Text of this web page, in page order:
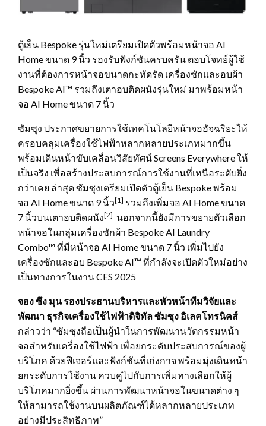
ตู้เย็น Bespoke รุ่นใหม่เตรียมเปิดตัวพร้อมหน้าจอ AI
Home ขนาด 9 นิ้ว รองรับฟังก์ชันครบครัน ตอบโจทย์ผู้ใช้
งานที่ต้องการหน้าจอขนาดกะทัดรัด เครื่องซักและอบผ้า
Bespoke AI™ รวมถึงเตาอบติดผนังรุ่นใหม่ มาพร้อมหน้า
จอ AI Home ขนาด 7 นิ้ว
ซัมซุง ประกาศขยายการใช้เทคโนโลยีหน้าจออัจฉริยะให้
ครอบคลุมเครื่องใช้ไฟฟ้าหลากหลายประเภทมากขึ้น
พร้อมเดินหน้าขับเคลื่อนวิสัยทัศน์ Screens Everywhere ให้
เป็นจริง เพื่อสร้างประสบการณ์การใช้งานที่เหนือระดับยิ่ง
กว่าเคย ล่าสุด ซัมซุงเตรียมเปิดตัวตู้เย็น Bespoke พร้อม
จอ AI Home ขนาด 9 นิ้ว[1] รวมถึงเพิ่มจอ AI Home ขนาด
7 นิ้วบนเตาอบติดผนัง[2] นอกจากนี้ยังมีการขยายตัวเลือก
หน้าจอในกลุ่มเครื่องซักผ้า Bespoke AI Laundry
Combo™ ที่มีหน้าจอ AI Home ขนาด 7 นิ้ว เพิ่มไปยัง
เครื่องซักและอบ Bespoke AI™ ที่กำลังจะเปิดตัวใหม่อย่าง
เป็นทางการในงาน CES 2025
จอง ซึง มุน รองประธานบริหารและหัวหน้าทีมวิจัยและ
พัฒนา ธุรกิจเครื่องใช้ไฟฟ้าดิจิทัล ซัมซุง อิเลคโทรนิคส์
กล่าวว่า “ซัมซุงถือเป็นผู้นำในการพัฒนานวัตกรรมหน้า
จอสำหรับเครื่องใช้ไฟฟ้า เพื่อยกระดับประสบการณ์ของผู้
บริโภค ด้วยฟีเจอร์และฟังก์ชันที่เก่งกาจ พร้อมมุ่งเดินหน้า
ยกระดับการใช้งาน ควบคู่ไปกับการเพิ่มทางเลือกให้ผู้
บริโภคมากยิ่งขึ้น ผ่านการพัฒนาหน้าจอในขนาดต่าง ๆ
ให้สามารถใช้งานบนผลิตภัณฑ์ได้หลากหลายประเภท
อย่างมีประสิทธิภาพ”